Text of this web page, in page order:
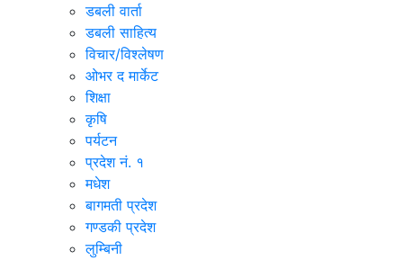
डबली वार्ता
डबली साहित्य
विचार/विश्‍लेषण
ओभर द मार्केट
शिक्षा
कृषि
पर्यटन
प्रदेश नं. १
मधेश
बागमती प्रदेश
गण्डकी प्रदेश
लुम्बिनी